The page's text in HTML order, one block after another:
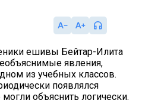
ешивы Бейтар-Илита
явления,
из учебных классов.
появлялся
объяснить логически.